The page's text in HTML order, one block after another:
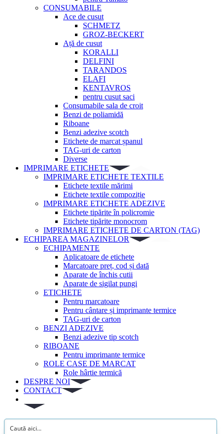
CONSUMABILE
Ace de cusut
SCHMETZ
GROZ-BECKERT
Ață de cusut
KORALLI
DELFINI
TARANDOS
ELAFI
KENTAVROS
pentru cusut saci
Consumabile sala de croit
Benzi de poliamidă
Riboane
Benzi adezive scotch
Etichete de marcat șpanul
TAG-uri de carton
Diverse
IMPRIMARE ETICHETE
IMPRIMARE ETICHETE TEXTILE
Etichete textile mărimi
Etichete textile compoziție
IMPRIMARE ETICHETE ADEZIVE
Etichete tipărite în policromie
Etichete tipărite monocrom
IMPRIMARE ETICHETE DE CARTON (TAG)
ECHIPAREA MAGAZINELOR
ECHIPAMENTE
Aplicatoare de etichete
Marcatoare preț, cod și dată
Aparate de închis cutii
Aparate de sigilat pungi
ETICHETE
Pentru marcatoare
Pentru cântare și imprimante termice
TAG-uri de carton
BENZI ADEZIVE
Benzi adezive tip scotch
RIBOANE
Pentru imprimante termice
ROLE CASE DE MARCAT
Role hârtie termică
DESPRE NOI
CONTACT